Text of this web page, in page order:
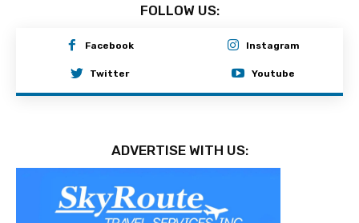
FOLLOW US:
Facebook Instagram
Twitter Youtube
ADVERTISE WITH US: